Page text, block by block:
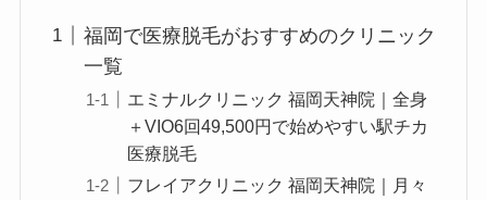
福岡で医療脱毛がおすすめのクリニック
一覧
エミナルクリニック 福岡天神院｜全身
＋VIO6回49,500円で始めやすい駅チカ
医療脱毛
フレイアクリニック 福岡天神院｜月々